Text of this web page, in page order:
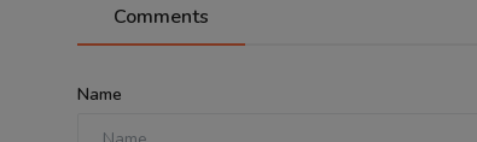
Comments
Name